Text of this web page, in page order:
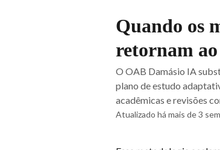
Quando os
retornam
O OAB Damásio IA
plano de estudo
acadêmicas e revisões
Atualizado há mais de 3